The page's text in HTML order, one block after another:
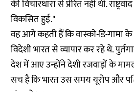
की विचारधारा से प्रेरित नहीं थी.
विकसित हुई."
वह आगे कहती हैं कि वास्को-डि-
विदेशी भारत से व्यापार कर रहे थे.
देश में आए उन्होंने देशी रजवाड़ों के
सच है कि भारत उस समय यूरोप और